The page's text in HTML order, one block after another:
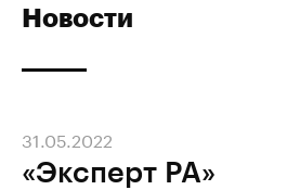
Новости
«Эксперт РА»
31.05.2022